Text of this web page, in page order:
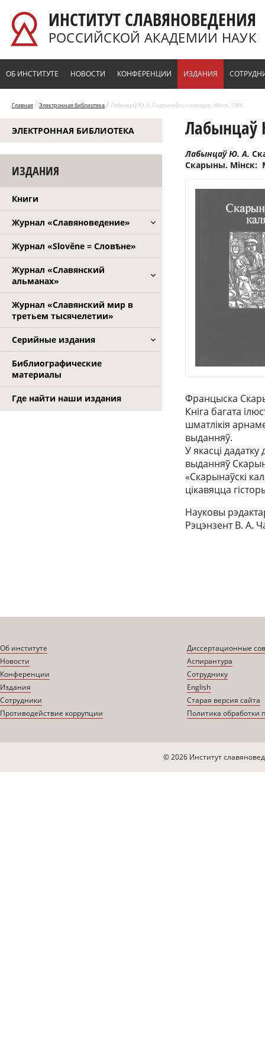
ИНСТИТУТ СЛАВЯНОВЕДЕНИЯ
РОССИЙСКОЙ АКАДЕМИИ НАУК
ОБ ИНСТИТУТЕ НОВОСТИ КОНФЕРЕНЦИИ ИЗДАНИЯ
Главная / Электронная библиотека / Лабынцаў Ю. А. Скарынаўскі каляндар. Мінск, 1988.
ЭЛЕКТРОННАЯ БИБЛИОТЕКА
ИЗДАНИЯ
Книги
Журнал «Славяноведение»
Журнал «Slověne = Словѣне»
Журнал «Славянский
альманах»
Журнал «Славянский мир в
третьем тысячелетии»
Серийные издания
Библиографические
материалы
Где найти наши издания
Лабынцаў
Лабынцаў Ю. А.
Скарыны. Мінск:
Францыска
Кніга багата
шматлікія
выданняў.
У якасці
выданняў
«Скарынаўскі
цікавяцца
Науковы
Рэцэнзент В. А.
Об институте
Новости
Конференции
Издания
Сотрудники
Противодействие коррупции
Диссертационные
Аспирантура
Сотруднику
English
Старая версия сайта
Политика обработки
© 2026 Институт